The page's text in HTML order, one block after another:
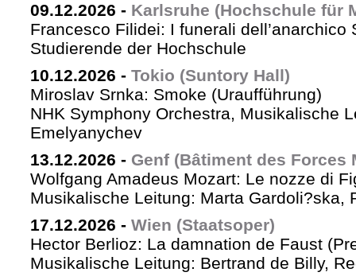
09.12.2026 - Karlsruhe (Hochschule für
Francesco Filidei: I funerali dell’anarchico
Studierende der Hochschule
10.12.2026 - Tokio (Suntory Hall)
Miroslav Srnka: Smoke (Uraufführung)
NHK Symphony Orchestra, Musikalische
Emelyanychev
13.12.2026 - Genf (Bâtiment des Forces
Wolfgang Amadeus Mozart: Le nozze di
Musikalische Leitung: Marta Gardoli?ska,
17.12.2026 - Wien (Staatsoper)
Hector Berlioz: La damnation de Faust
Musikalische Leitung: Bertrand de Billy,